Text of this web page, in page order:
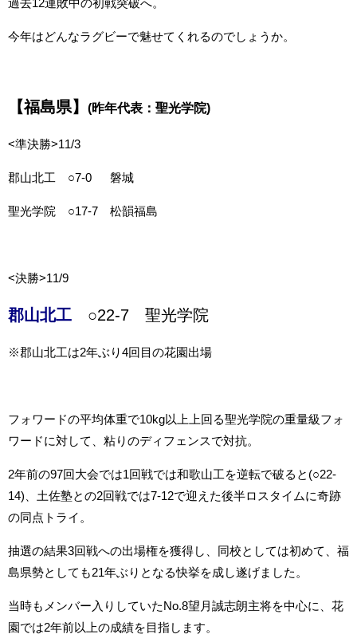
過去12連敗中の初戦突破へ。
今年はどんなラグビーで魅せてくれるのでしょうか。
【福島県】 (昨年代表：聖光学院)
<準決勝>11/3
郡山北工 ○7-0 磐城
聖光学院 ○17-7 松韻福島
<決勝>11/9
郡山北工 ○22-7 聖光学院
※郡山北工は2年ぶり4回目の花園出場
フォワードの平均体重で10kg以上上回る聖光学院の重量級フォ
ワードに対して、粘りのディフェンスで対抗。
2年前の97回大会では1回戦では和歌山工を逆転で破ると(○22-
14)、土佐塾との2回戦では7-12で迎えた後半ロスタイムに奇跡
の同点トライ。
抽選の結果3回戦への出場権を獲得し、同校としては初めて、福
島県勢としても21年ぶりとなる快挙を成し遂げました。
当時もメンバー入りしていたNo.8望月誠志朗主将を中心に、花
園では2年前以上の成績を目指します。